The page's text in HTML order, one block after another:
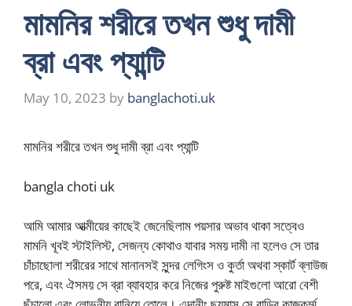
মামনির শরীরে তখন শুধু দামী
ব্রা এবং প্যান্টি
May 10, 2023 by banglachoti.uk
মামনির শরীরে তখন শুধু দামী ব্রা এবং প্যান্টি
bangla choti uk
আমি আমার আত্মীয়ের কাছেই জেনেছিলাম পয়সার অভাব থাকা সত্বেও
মামনি খূবই স্টাইলিস্ট, সেজন্য কোথাও যাবার সময় দামী না হলেও সে তার
চাঁচাছোলা শরীরের সাথে মানানসই সুন্দর লেগিংস ও কুর্তা অথবা স্কার্ট ব্লাউজ
পরে, এবং ঐসময় সে ব্রা ব্যাবহার করে নিজের পুরুষ্ট মাইগুলো আরো বেশী